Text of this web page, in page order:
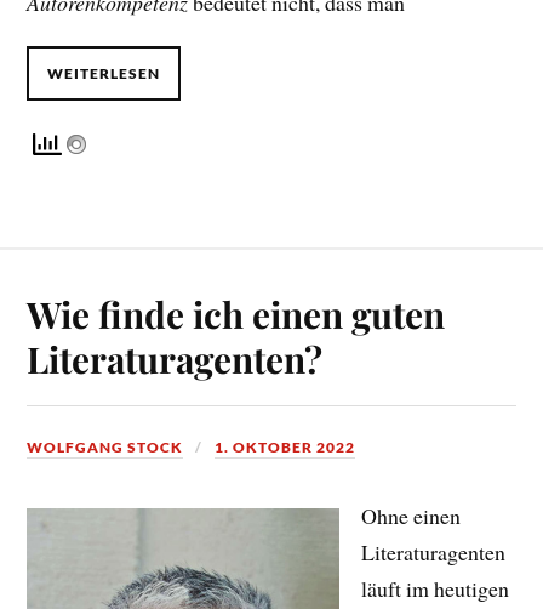
WEITERLESEN
Wie finde ich einen guten
Literaturagenten?
WOLFGANG STOCK 1. OKTOBER 2022
Ohne einen
Literaturagenten
läuft im heutigen